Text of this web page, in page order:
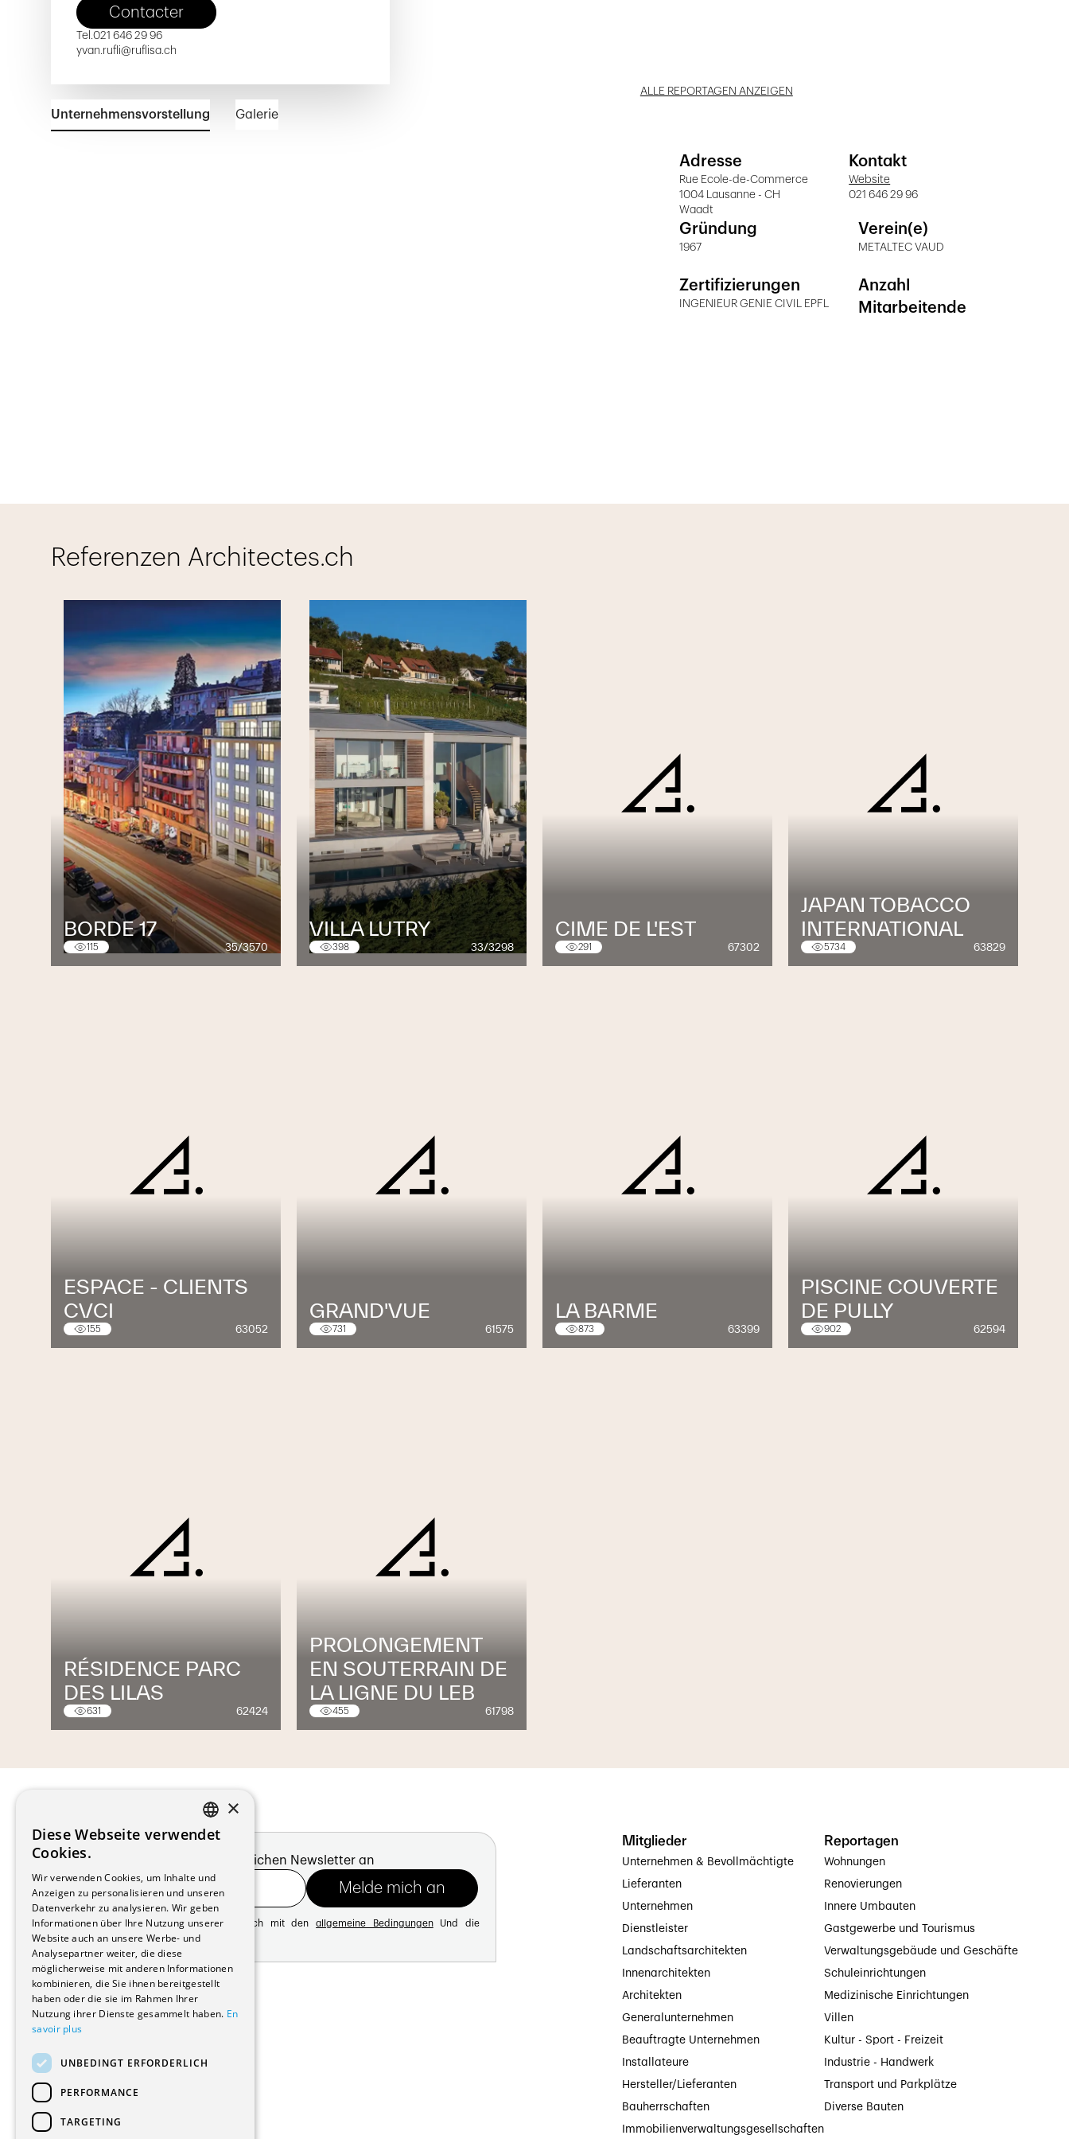
Contacter
Tel.021 646 29 96
yvan.rufli@ruflisa.ch
ALLE REPORTAGEN ANZEIGEN
Unternehmensvorstellung Galerie
Adresse
Rue Ecole-de-Commerce
1004 Lausanne - CH
Waadt
Kontakt
Website
021 646 29 96
Gründung
1967
Verein(e)
METALTEC VAUD
Zertifizierungen
INGENIEUR GENIE CIVIL EPFL
Anzahl
Mitarbeitende
Referenzen Architectes.ch
BORDE 17
115 35/3570
VILLA LUTRY
398 33/3298
CIME DE L'EST
291 67302
JAPAN TOBACCO
INTERNATIONAL
5734 63829
ESPACE - CLIENTS
CVCI
155 63052
GRAND'VUE
731 61575
LA BARME
873 63399
PISCINE COUVERTE
DE PULLY
902 62594
RÉSIDENCE PARC
DES LILAS
631 62424
PROLONGEMENT
EN SOUTERRAIN DE
LA LIGNE DU LEB
455 61798
Melde dich für unseren monatlichen Newsletter an
Mit der Registrierung erklären Sie sich mit denallgemeine BedingungenUnd die
Datenschutzrichtlinie
Adresse:
Avenue de Longemalle 21
1020 Renens
Schweiz
Kontakt:
Plattform: +41 21 631 10 50
info@architectes.ch
Mitglieder
Unternehmen & Bevollmächtigte
Lieferanten
Unternehmen
Dienstleister
Landschaftsarchitekten
Innenarchitekten
Architekten
Generalunternehmen
Beauftragte Unternehmen
Installateure
Hersteller/Lieferanten
Bauherrschaften
Immobilienverwaltungsgesellschaften
Reportagen
Wohnungen
Renovierungen
Innere Umbauten
Gastgewerbe und Tourismus
Verwaltungsgebäude und Geschäfte
Schuleinrichtungen
Medizinische Einrichtungen
Villen
Kultur - Sport - Freizeit
Industrie - Handwerk
Transport und Parkplätze
Diverse Bauten
FRENCH
×
Diese Webseite verwendet
Cookies.
Wir verwenden Cookies, um Inhalte und
Anzeigen zu personalisieren und unseren
Datenverkehr zu analysieren. Wir geben
Informationen über Ihre Nutzung unserer
Website auch an unsere Werbe- und
Analysepartner weiter, die diese
möglicherweise mit anderen Informationen
kombinieren, die Sie ihnen bereitgestellt
haben oder die sie im Rahmen Ihrer
Nutzung ihrer Dienste gesammelt haben. En
savoir plus
UNBEDINGT ERFORDERLICH
PERFORMANCE
TARGETING